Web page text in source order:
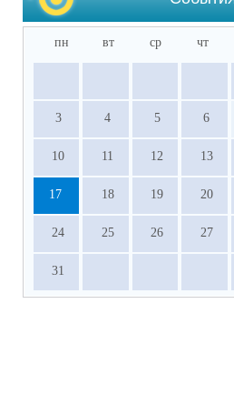
пн вт ср чт
3 4 5 6
10 11 12 13
17 18 19 20
24 25 26 27
31